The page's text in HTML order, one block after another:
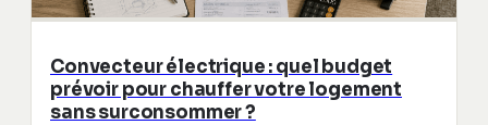
Convecteur électrique : quel budget
prévoir pour chauffer votre logement
sans surconsommer ?